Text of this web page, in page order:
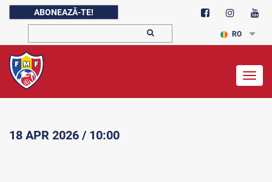
ABONEAZĂ-TE!
RO
18 APR 2026 / 10:00